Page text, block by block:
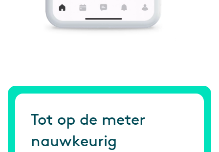
Tot op de meter
nauwkeurig